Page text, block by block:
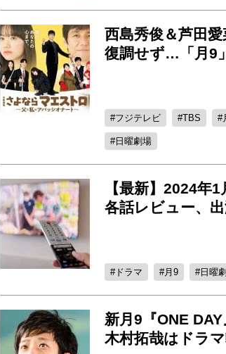
西島秀俊＆芦田
復調せず…「月9
フジテレビ TBS
日曜劇場
【最新】2024年
各話レビュー、
ドラマ 月9 日曜
新月9『ONE
木村拓哉はドラ